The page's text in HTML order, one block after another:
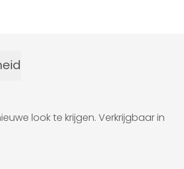
look te krijgen. Verkrijgbaar in